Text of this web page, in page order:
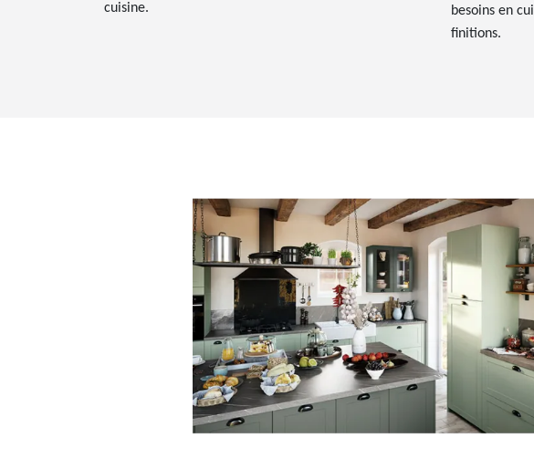
cuisine.
besoins en
finitions.